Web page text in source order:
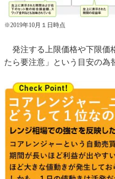
※2019年10月１日時点
発注する上限価格や下限価
たら要注意」という目安の為